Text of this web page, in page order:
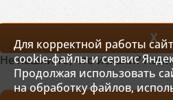
Для корректной работы
cookie-файлы и сервис
Продолжая использовать
на обработку файлов,
X
Не нашли то, что искали?